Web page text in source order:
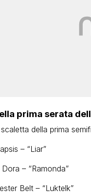
prima serata
della prima
– “Liar”
– “Ramonda”
Belt – “Luktelk”